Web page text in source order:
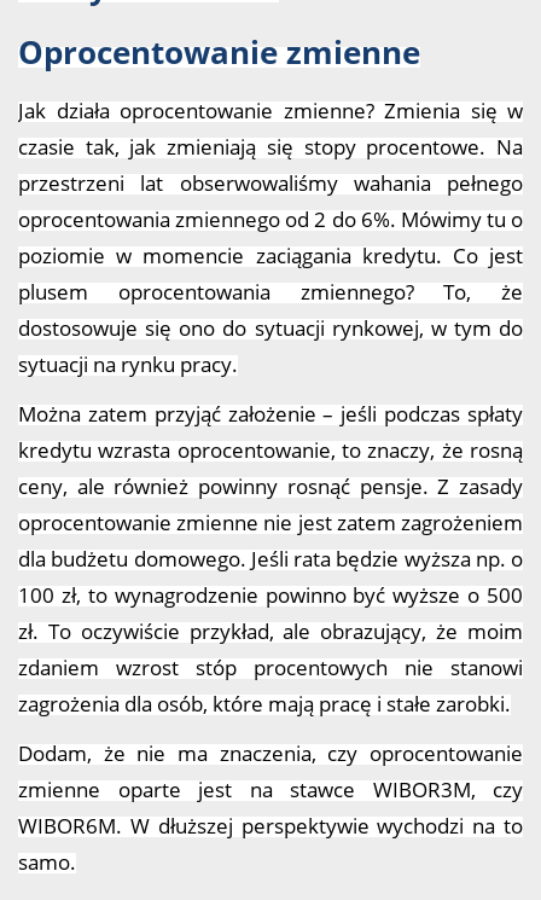
Oprocentowanie zmienne
Jak działa oprocentowanie zmienne? Zmienia się w
czasie tak, jak zmieniają się stopy procentowe. Na
przestrzeni lat obserwowaliśmy wahania pełnego
oprocentowania zmiennego od 2 do 6%. Mówimy tu o
poziomie w momencie zaciągania kredytu. Co jest
plusem oprocentowania zmiennego? To, że
dostosowuje się ono do sytuacji rynkowej, w tym do
sytuacji na rynku pracy.
Można zatem przyjąć założenie – jeśli podczas spłaty
kredytu wzrasta oprocentowanie, to znaczy, że rosną
ceny, ale również powinny rosnąć pensje. Z zasady
oprocentowanie zmienne nie jest zatem zagrożeniem
dla budżetu domowego. Jeśli rata będzie wyższa np. o
100 zł, to wynagrodzenie powinno być wyższe o 500
zł. To oczywiście przykład, ale obrazujący, że moim
zdaniem wzrost stóp procentowych nie stanowi
zagrożenia dla osób, które mają pracę i stałe zarobki.
Dodam, że nie ma znaczenia, czy oprocentowanie
zmienne oparte jest na stawce WIBOR3M, czy
WIBOR6M. W dłuższej perspektywie wychodzi na to
samo.